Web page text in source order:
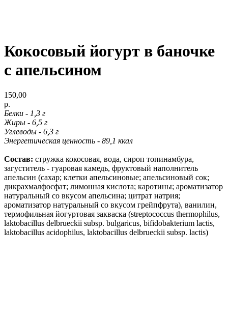
Кокосовый йогурт в баночке
с апельсином
150,00
р.
Белки - 1,3 г
Жиры - 6,5 г
Углеводы - 6,3 г
Энергетическая ценность - 89,1 ккал
Состав: стружка кокосовая, вода, сироп топинамбура,
загуститель - гуаровая камедь, фруктовый наполнитель
апельсин (сахар; клетки апельсиновые; апельсиновый сок;
дикрахмалфосфат; лимонная кислота; каротины; ароматизатор
натуральный со вкусом апельсина; цитрат натрия;
ароматизатор натуральный со вкусом грейпфрута), ванилин,
термофильная йогуртовая закваска (streptococcus thermophilus,
laktobacillus delbrueckii subsp. bulgaricus, bifidobakterium lactis,
laktobacillus acidophilus, laktobacillus delbrueckii subsp. lactis)